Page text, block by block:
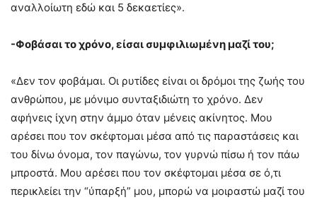
αναλλοίωτη εδώ και 5 δεκαετίες».
-Φοβάσαι το χρόνο, είσαι συμφιλιωμένη μαζί του;
«Δεν τον φοβάμαι. Οι ρυτίδες είναι οι δρόμοι της ζωής του
ανθρώπου, με μόνιμο συνταξιδιώτη το χρόνο. Δεν
αφήνεις ίχνη στην άμμο όταν μένεις ακίνητος. Μου
αρέσει που τον σκέφτομαι μέσα από τις παραστάσεις και
του δίνω όνομα, τον παγώνω, τον γυρνώ πίσω ή τον πάω
μπροστά. Μου αρέσει που τον σκέφτομαι μέσα σε ό,τι
περικλείει την “ύπαρξή” μου, μπορώ να μοιραστώ μαζί του